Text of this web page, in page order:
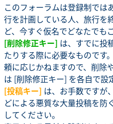
このフォーラムは登録制では
行を計画している人、旅行を
ど、今すぐ仮名でどなたでも
[削除修正キー] は、すでに投
たりする際に必要なものです
頼に応じかねますので、削除
は [削除修正キー] を各自で設
[投稿キー] は、お手数ですが
どによる悪質な大量投稿を防
してください。